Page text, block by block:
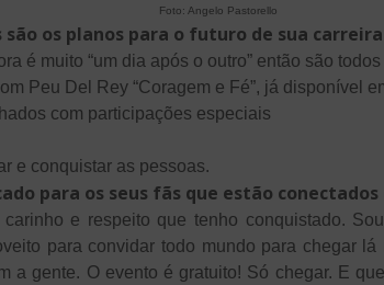
Foto: Angelo Pastorello
são os planos para o futuro de sua
é muito “um dia após o outro” então são
Peu Del Rey “Coragem e Fé”, já disponível
com participações especiais
e conquistar as pessoas.
para os seus fãs que estão
e respeito que tenho conquistado.
para convidar todo mundo para chegar
a gente. O evento é gratuito! Só chegar. E